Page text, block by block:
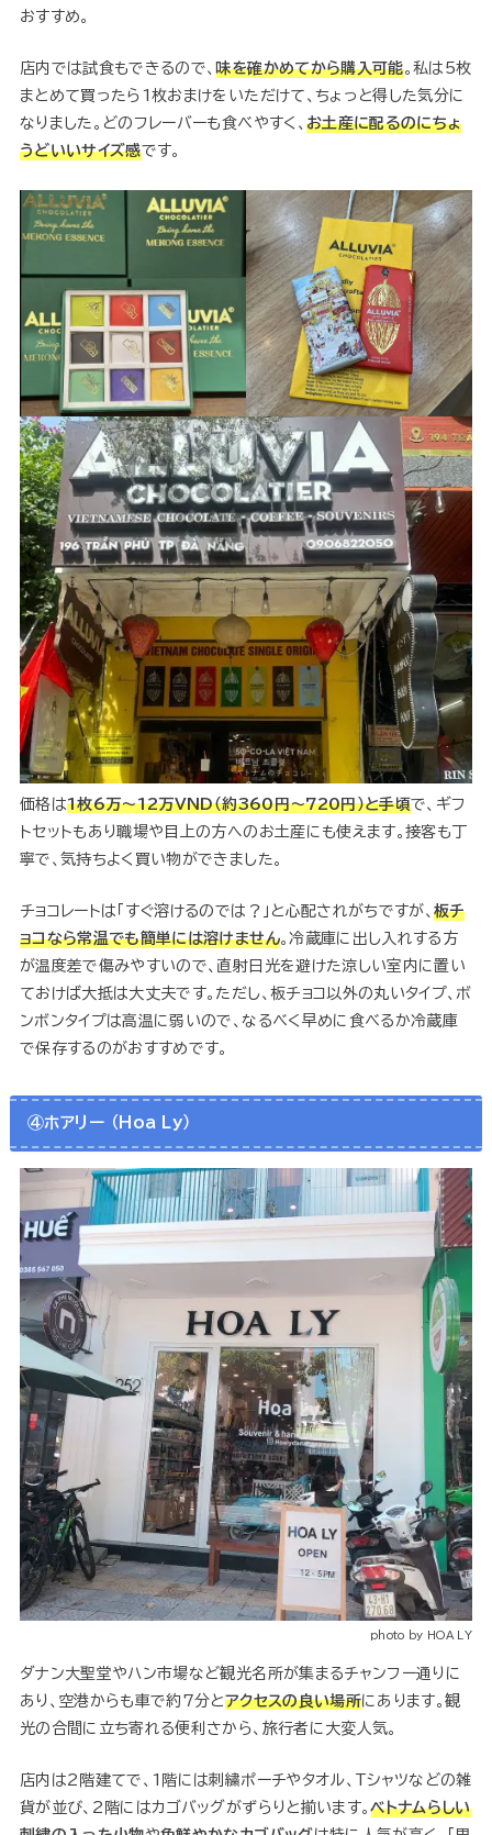
おすすめ。
店内では試食もできるので、 味を確かめてから購入可能。私は5枚
まとめて買ったら1枚おまけをいただけて、ちょっと得した気分に
なりました。どのフレーバーも食べやすく、 お土産に配るのにちょ
うどいいサイズ感です。
価格は1枚6万〜12万VND（約360円～720円）と手頃で、ギフ
トセットもあり職場や目上の方へのお土産にも使えます。接客も丁
寧で、気持ちよく買い物ができました。
チョコレートは「すぐ溶けるのでは？」と心配されがちですが、板チ
ョコなら常温でも簡単には溶けません。冷蔵庫に出し入れする方
が温度差で傷みやすいので、直射日光を避けた涼しい室内に置い
ておけば大抵は大丈夫です。ただし、板チョコ以外の丸いタイプ、ボ
ンボンタイプは高温に弱いので、なるべく早めに食べるか冷蔵庫
で保存するのがおすすめです。
④ホアリー （Hoa Ly）
photo by HOA LY
ダナン大聖堂やハン市場など観光名所が集まるチャンフー通りに
あり、空港からも車で約7分とアクセスの良い場所にあります。観
光の合間に立ち寄れる便利さから、旅行者に大変人気。
店内は2階建てで、1階には刺繍ポーチやタオル、Tシャツなどの雑
貨が並び、2階にはカゴバッグがずらりと揃います。ベトナムらしい